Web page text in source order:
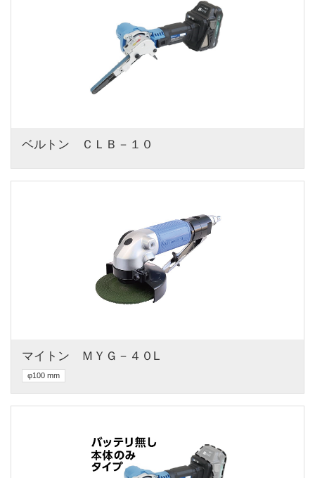
ベルトン　ＣＬＢ－１０
マイトン　ＭＹＧ－４０L
φ100 mm